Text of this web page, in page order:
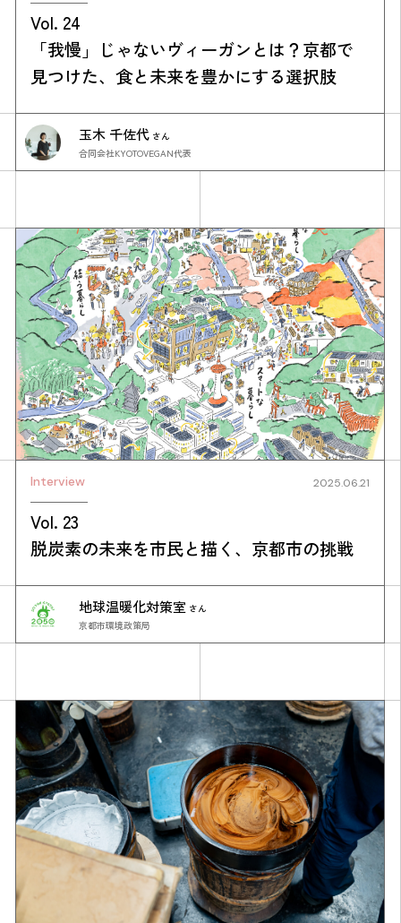
Vol. 24
「我慢」じゃないヴィーガンとは？京都で
見つけた、食と未来を豊かにする選択肢
玉木 千佐代 さん
合同会社KYOTOVEGAN代表
Interview 2025.06.21
Vol. 23
脱炭素の未来を市民と描く、京都市の挑戦
地球温暖化対策室 さん
京都市環境政策局